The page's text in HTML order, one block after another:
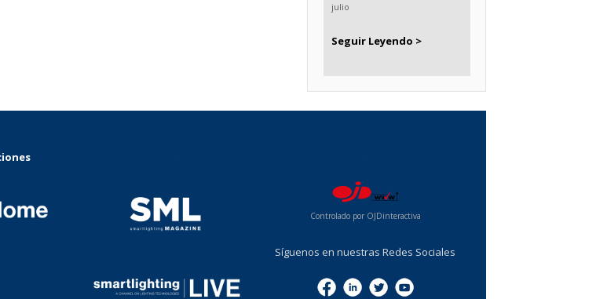
julio
Seguir Leyendo >
Controlado por OJDinteractiva
Síguenos en nuestras Redes Sociales